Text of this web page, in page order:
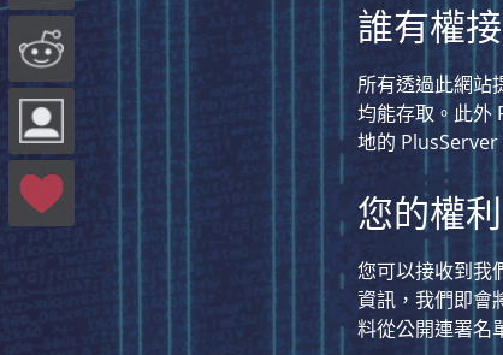
誰有權
所有透過此網站
均能存取。此外
地的 PlusServer
您的權利
您可以接收到我
資訊，我們即會
料從公開連署名